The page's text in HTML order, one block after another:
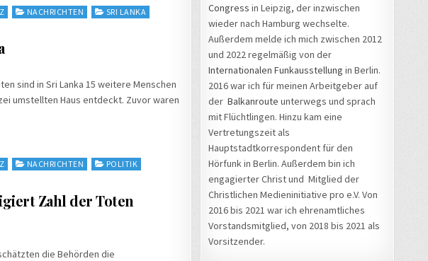
NACHRICHTEN
SRI LANKA
sind in Sri Lanka 15 weitere Menschen
umstellten Haus entdeckt. Zuvor waren
NACHRICHTEN
POLITIK
Zahl der Toten
die Behörden die
Congress in Leipzig, der inzwischen
wieder nach Hamburg wechselte.
Außerdem melde ich mich zwischen 2012
und 2022 regelmäßig von der
Internationalen Funkausstellung in Berlin.
2016 war ich für meinen Arbeitgeber auf
der Balkanroute unterwegs und sprach
mit Flüchtlingen. Hinzu kam eine
Vertretungszeit als
Hauptstadtkorrespondent für den
Hörfunk in Berlin. Außerdem bin ich
engagierter Christ und Mitglied der
Christlichen Medieninitiative pro e.V. Von
2016 bis 2021 war ich ehrenamtliches
Vorstandsmitglied, von 2018 bis 2021 als
Vorsitzender.